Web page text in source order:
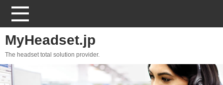
MyHeadset.jp
The headset total solution provider.